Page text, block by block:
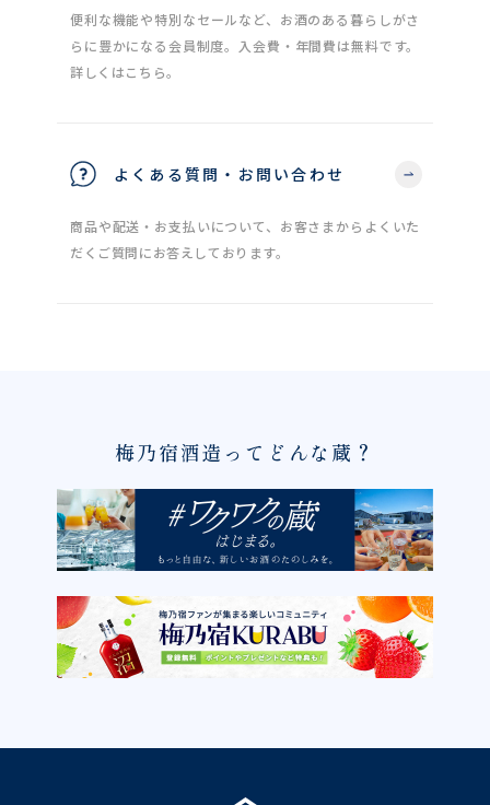
便利な機能や特別なセールなど、お酒のある暮らしがさ
らに豊かになる会員制度。入会費・年間費は無料です。
詳しくはこちら。
よくある質問・お問い合わせ
商品や配送・お支払いについて、お客さまからよくいた
だくご質問にお答えしております。
梅乃宿酒造ってどんな蔵？